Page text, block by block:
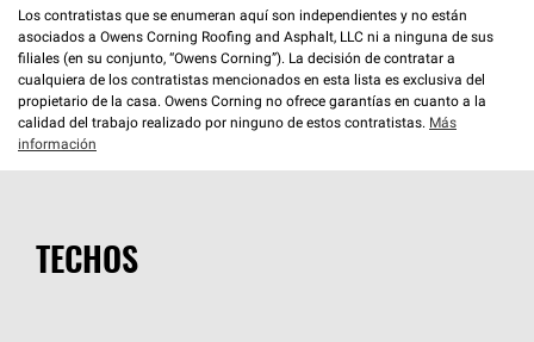
Los contratistas que se enumeran aquí son independientes y no están
asociados a Owens Corning Roofing and Asphalt, LLC ni a ninguna de sus
filiales (en su conjunto, “Owens Corning”). La decisión de contratar a
cualquiera de los contratistas mencionados en esta lista es exclusiva del
propietario de la casa. Owens Corning no ofrece garantías en cuanto a la
calidad del trabajo realizado por ninguno de estos contratistas. Más
información
TECHOS